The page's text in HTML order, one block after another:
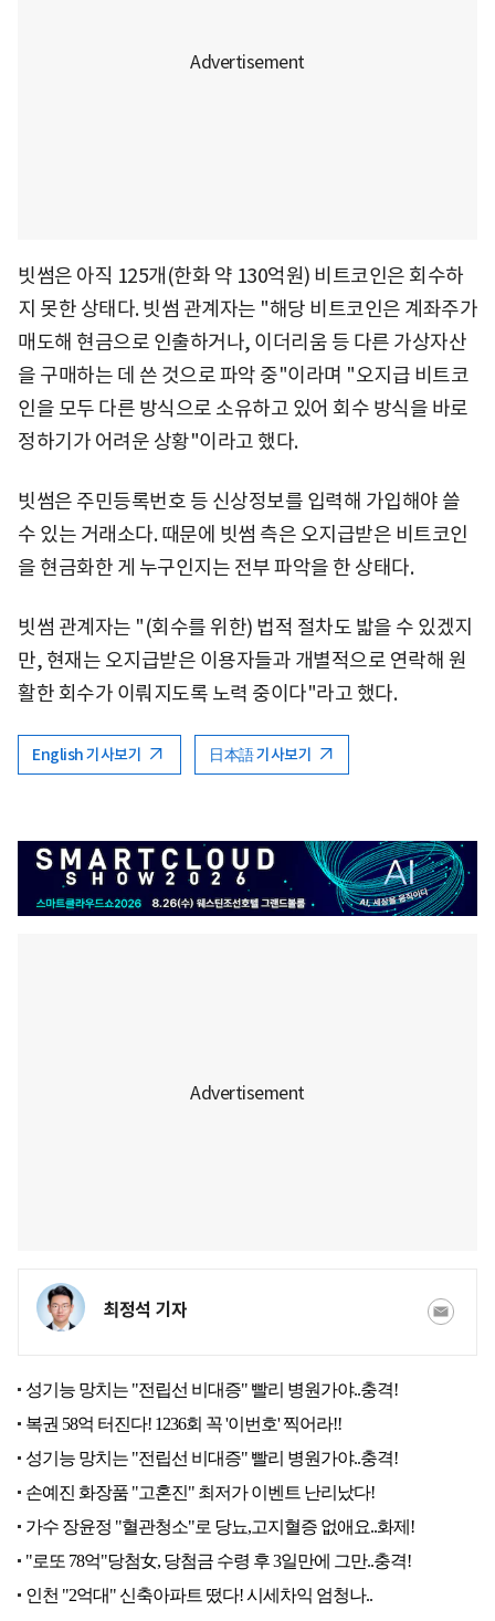
빗썸은 아직 125개(한화 약 130억원) 비트코인은 회수하
지 못한 상태다. 빗썸 관계자는 "해당 비트코인은 계좌주가
매도해 현금으로 인출하거나, 이더리움 등 다른 가상자산
을 구매하는 데 쓴 것으로 파악 중"이라며 "오지급 비트코
인을 모두 다른 방식으로 소유하고 있어 회수 방식을 바로
정하기가 어려운 상황"이라고 했다.
빗썸은 주민등록번호 등 신상정보를 입력해 가입해야 쓸
수 있는 거래소다. 때문에 빗썸 측은 오지급받은 비트코인
을 현금화한 게 누구인지는 전부 파악을 한 상태다.
빗썸 관계자는 "(회수를 위한) 법적 절차도 밟을 수 있겠지
만, 현재는 오지급받은 이용자들과 개별적으로 연락해 원
활한 회수가 이뤄지도록 노력 중이다"라고 했다.
English 기사보기 日本語 기사보기
최정석 기자